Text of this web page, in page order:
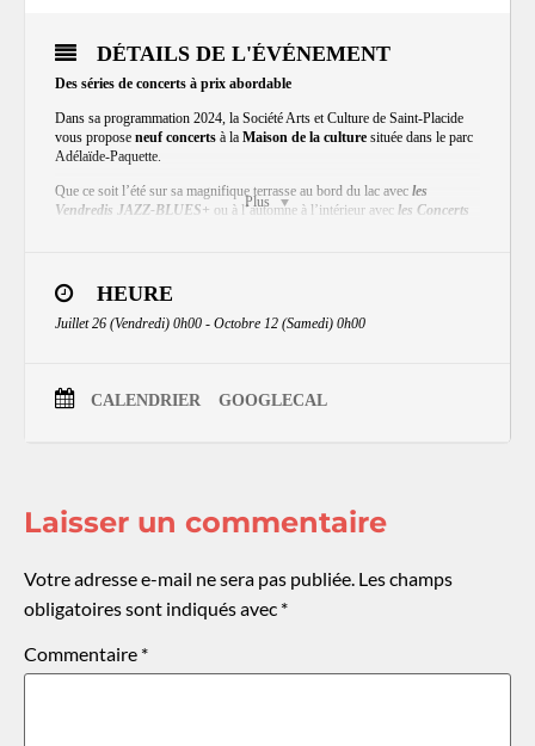
Plus
DÉTAILS DE L'ÉVÉNEMENT
Des séries de concerts à prix abordable
Dans sa programmation 2024, la Société Arts et Culture de Saint-Placide
vous propose neuf concerts à la Maison de la culture située dans le parc
Adélaïde-Paquette.
Que ce soit l’été sur sa magnifique terrasse au bord du lac avec les
Vendredis JAZZ-BLUES+ ou à l’automne à l’intérieur avec les Concerts
de20 $ pour les adultes et de
Pour plus de détails
HEURE
Juillet 26 (Vendredi) 0h00 - Octobre 12 (Samedi) 0h00
CALENDRIER GOOGLECAL
Laisser un commentaire
Votre adresse e-mail ne sera pas publiée. Les champs
obligatoires sont indiqués avec *
Commentaire *